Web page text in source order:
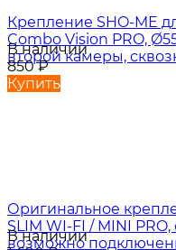
Крепление SHO-ME
Combo Vision PRO,
второй камеры,
В наличии
850₽
Купить
Оригинальное
SLIM WI-FI / MINI
возможно
В наличии